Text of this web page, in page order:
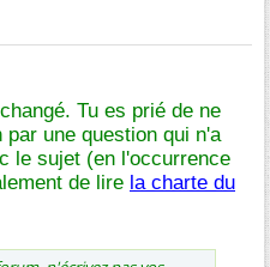
Tu es prié de ne
une question qui n'a
le sujet (en l'occurrence
de lire la charte du